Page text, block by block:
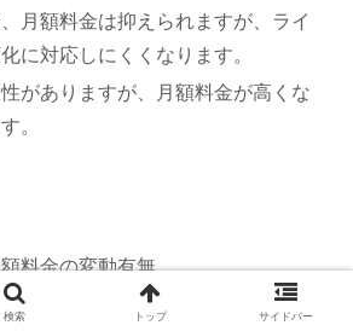
月額料金は抑えられますが、ライ
に対応しにくくなります。
がありますが、月額料金が高くな
。
料金の変動有無
ションの有無とその条件
検索 トップ サイドバー